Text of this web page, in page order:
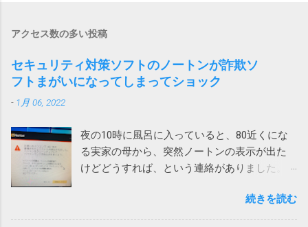
アクセス数の多い投稿
セキュリティ対策ソフトのノートンが詐欺ソ
フトまがいになってしまってショック
- 1月 06, 2022
夜の10時に風呂に入っていると、80近くにな
る実家の母から、突然ノートンの表示が出た
けどどうすれば、という連絡がありました。
お使いのパソコンで462件の破損されたレジス
トリが検出されました。パソコンをクリーン
続きを読む